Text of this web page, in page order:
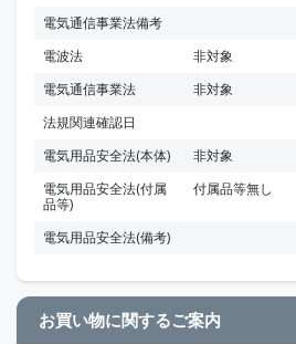
電気通信事業法備考
電波法
非対象
電気通信事業法
非対象
法規関連確認日
電気用品安全法(本体)
非対象
電気用品安全法(付属
品等)
付属品等無し
電気用品安全法(備考)
お買い物に関するご案内